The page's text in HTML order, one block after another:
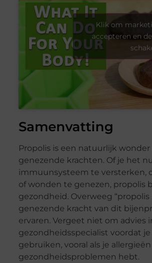
Klik om
accepteren en
Samenvatting
Propolis is een natuurlijk
genezende krachten. Of je het
immuunsysteem te
of wonden te genezen, propolis
gezondheid. Overweeg
genezende kracht van dit
ervaren. Vergeet niet om advies
gezondheidsspecialist voordat
gebruiken, vooral als je
gezondheidsproblemen hebt.